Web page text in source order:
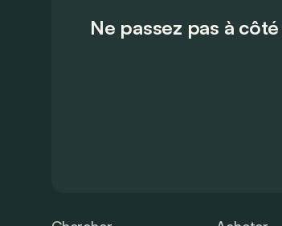
Ne passez pas à